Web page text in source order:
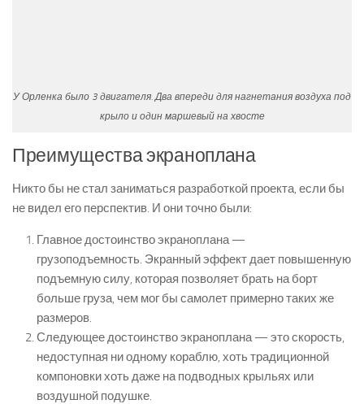
У Орленка было 3 двигателя. Два впереди для нагнетания воздуха под
крыло и один маршевый на хвосте
Преимущества экраноплана
Никто бы не стал заниматься разработкой проекта, если бы
не видел его перспектив. И они точно были:
Главное достоинство экраноплана —
грузоподъемность. Экранный эффект дает повышенную
подъемную силу, которая позволяет брать на борт
больше груза, чем мог бы самолет примерно таких же
размеров.
Следующее достоинство экраноплана — это скорость,
недоступная ни одному кораблю, хоть традиционной
компоновки хоть даже на подводных крыльях или
воздушной подушке.